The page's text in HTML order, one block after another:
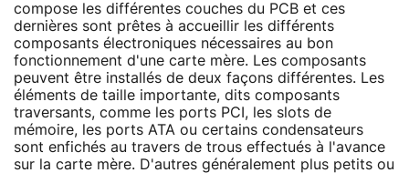
compose les différentes couches du PCB et ces
dernières sont prêtes à accueillir les différents
composants électroniques nécessaires au bon
fonctionnement d'une carte mère. Les composants
peuvent être installés de deux façons différentes. Les
éléments de taille importante, dits composants
traversants, comme les ports PCI, les slots de
mémoire, les ports ATA ou certains condensateurs
sont enfichés au travers de trous effectués à l'avance
sur la carte mère. D'autres généralement plus petits ou